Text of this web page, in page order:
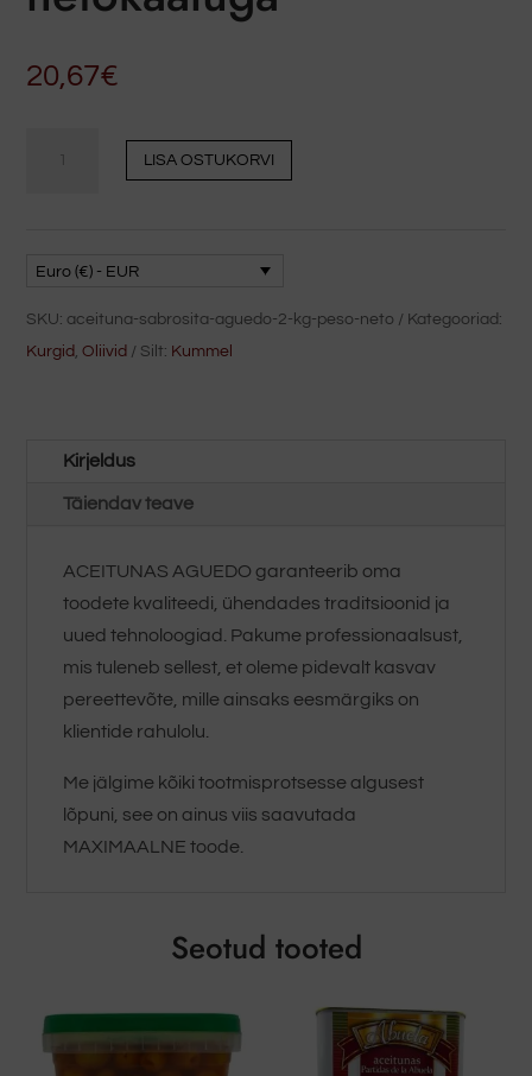
20,67€
kg
LISA OSTUKORVI
Euro (€) - EUR
SKU: aceituna-sabrosita-aguedo-2-kg-peso-neto
Kategooriad:
Kurgid,Oliivid Silt: Kummel
Kirjeldus
Täiendav teave
ACEITUNAS AGUEDO garanteerib oma
toodete kvaliteedi, ühendades traditsioonid ja
uued tehnoloogiad. Pakume professionaalsust,
mis tuleneb sellest, et oleme pidevalt kasvav
pereettevõte, mille ainsaks eesmärgiks on
klientide rahulolu.
Me jälgime kõiki tootmisprotsesse algusest
lõpuni, see on ainus viis saavutada
MAXIMAALNE toode.
Seotud tooted